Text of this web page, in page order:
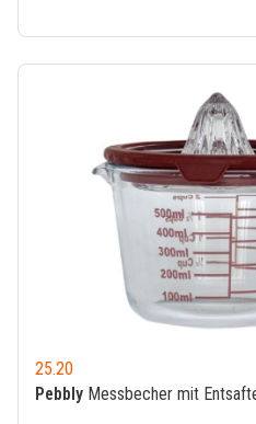
25.20
Pebbly Messbecher mit